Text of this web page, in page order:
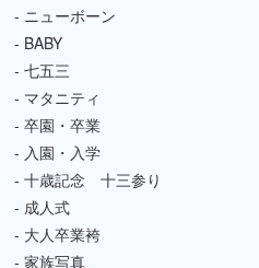
ニューボーン
BABY
七五三
マタニティ
卒園・卒業
入園・入学
十歳記念 十三参り
成人式
大人卒業袴
家族写真